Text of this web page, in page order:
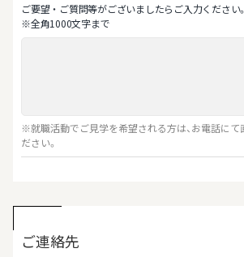
ご要望‧ご質問等がございましたらご⼊⼒ください。
※全⾓1000⽂字まで
※就職活動でご見学を希望される方は、お電話にて
ださい。
ご連絡先